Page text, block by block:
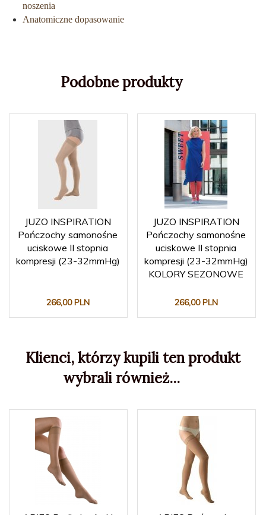
noszenia
Anatomiczne dopasowanie
Podobne produkty
JUZO INSPIRATION
Pończochy samonośne
uciskowe II stopnia
kompresji (23-32mmHg)
266,00 PLN
JUZO INSPIRATION
Pończochy samonośne
uciskowe II stopnia
kompresji (23-32mmHg)
KOLORY SEZONOWE
266,00 PLN
Klienci, którzy kupili ten produkt
wybrali również...